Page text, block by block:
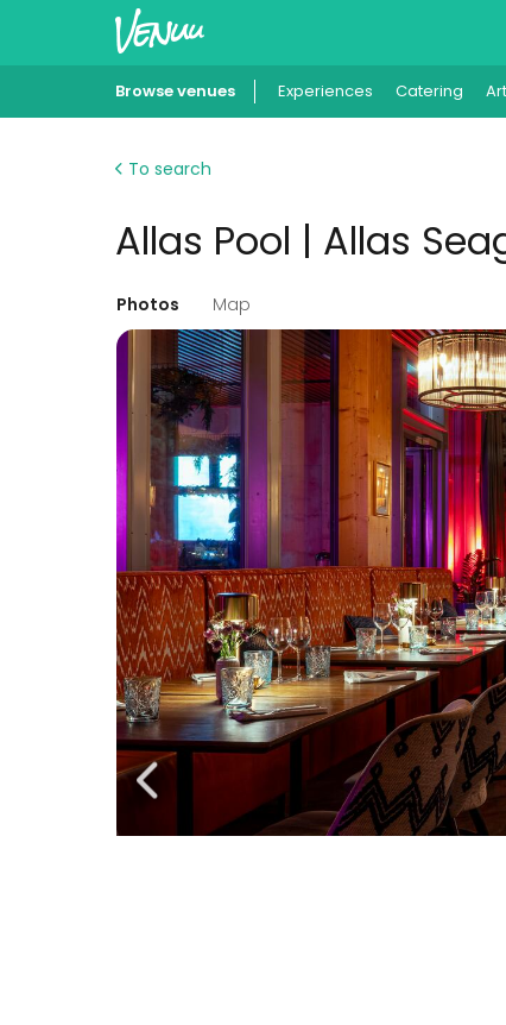
Browse venues Experiences Catering
To search
Allas Pool | Allas
Photos Map